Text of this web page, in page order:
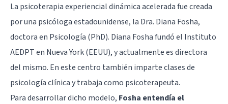
La psicoterapia experiencial dinámica acelerada fue creada
por una psicóloga estadounidense, la Dra. Diana Fosha,
doctora en Psicología (PhD). Diana Fosha fundó el Instituto
AEDPT en Nueva York (EEUU), y actualmente es directora
del mismo. En este centro también imparte clases de
psicología clínica y trabaja como psicoterapeuta.
Para desarrollar dicho modelo, Fosha entendía el